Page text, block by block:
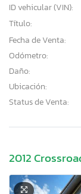
ID vehicular (VIN):
Título:
Fecha de Venta:
Odómetro:
Daño:
Ubicación:
Status de Venta:
2012